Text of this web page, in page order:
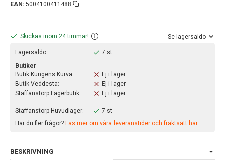
EAN: 5004100411488
Skickas inom 24 timmar! Se lagersaldo
Lagersaldo:
7 st
Butiker
Butik Kungens Kurva:
Ej i lager
Butik Veddesta:
Ej i lager
Staffanstorp Lagerbutik:
Ej i lager
Staffanstorp Huvudlager:
7 st
Har du fler frågor? Läs mer om våra leveranstider och fraktsätt här.
BESKRIVNING